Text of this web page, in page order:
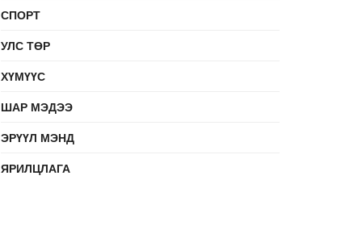
СПОРТ
УЛС ТӨР
ХҮМҮҮС
ШАР МЭДЭЭ
ЭРҮҮЛ МЭНД
ЯРИЛЦЛАГА